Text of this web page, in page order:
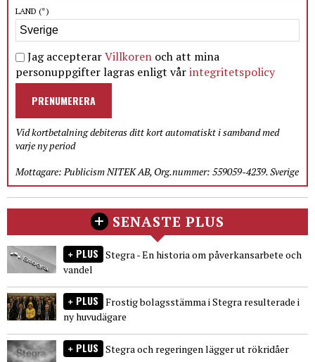
LAND (*)
Jag accepterarVillkoren och att mina
personuppgifter lagras enligt vårintegritetspolicy
PRENUMERERA
Vid kortbetalning debiteras ditt kort automatiskt i samband med
varje ny period
Mottagare: Publicism NITEK AB, Org.nummer: 559059-4239. Sverige
SENASTE PLUS
PLUS Stegra - En historia om påverkansarbete och
vandel
PLUS Frostig bolagsstämma i Stegra resulterade i
ny huvudägare
PLUS Stegra och regeringen lägger ut rökridåer